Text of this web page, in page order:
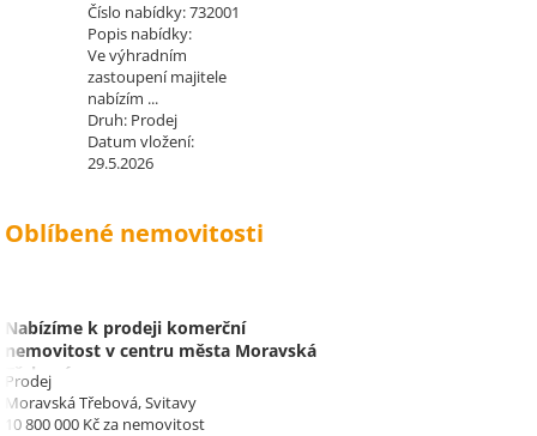
Číslo nabídky:732001
Popis nabídky:
Ve výhradním
zastoupení majitele
nabízím ...
Druh: Prodej
Datum vložení:
29.5.2026
Oblíbené nemovitosti
Nabízíme k prodeji komerční
nemovitost v centru města Moravská
Třebová.
Prodej
Moravská Třebová, Svitavy
10 800 000 Kč za nemovitost